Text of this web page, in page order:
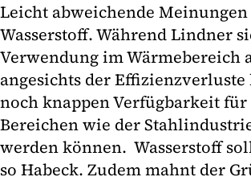
Leicht abweichende
Wasserstoff. Während Lindner
Verwendung im Wärmebereich
angesichts der
noch knappen Verfügbarkeit
Bereichen wie der
werden können. Wasserstoff
so Habeck. Zudem mahnt der